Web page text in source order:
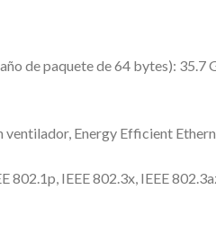
de paquete de 64 bytes): 35.7
Energy Efficient
802.1p, IEEE 802.3x, IEEE